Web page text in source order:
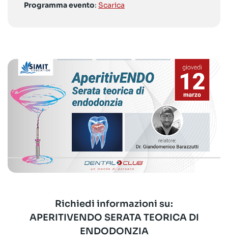
Programma evento: Scarica
Richiedi informazioni su:
APERITIVENDO SERATA TEORICA DI
ENDODONZIA